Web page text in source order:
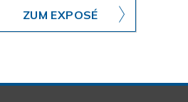
ZUM EXPOSÉ